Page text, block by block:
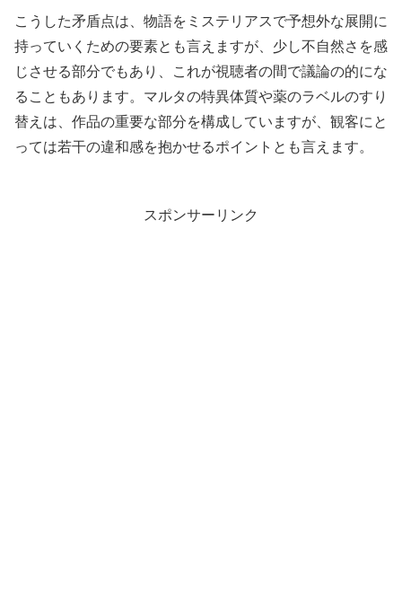
こうした矛盾点は、物語をミステリアスで予想外な展開に
持っていくための要素とも言えますが、少し不自然さを感
じさせる部分でもあり、これが視聴者の間で議論の的にな
ることもあります。マルタの特異体質や薬のラベルのすり
替えは、作品の重要な部分を構成していますが、観客にと
っては若干の違和感を抱かせるポイントとも言えます。
スポンサーリンク